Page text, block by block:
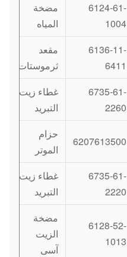
6124-61-
1004
مضخة
المياه
6136-11-
6411
مقعد
ثرموستات
6735-61-
2260
غطاء زيت
التبريد
6207613500
حزام
الموتر
6735-61-
2220
غطاء زيت
التبريد
6128-52-
1013
مضخة
الزيت
آسى